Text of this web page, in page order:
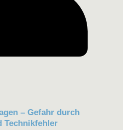
– Gefahr durch
Technikfehler